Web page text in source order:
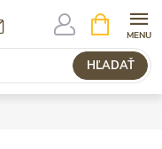
HĽADAŤ
KOŠÍK